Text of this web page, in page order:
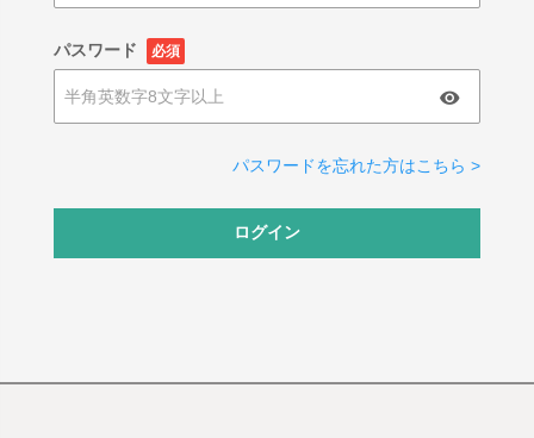
パスワード 必須
パスワードを忘れた方はこちら >
ログイン